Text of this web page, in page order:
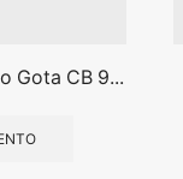
Gota CB 9...